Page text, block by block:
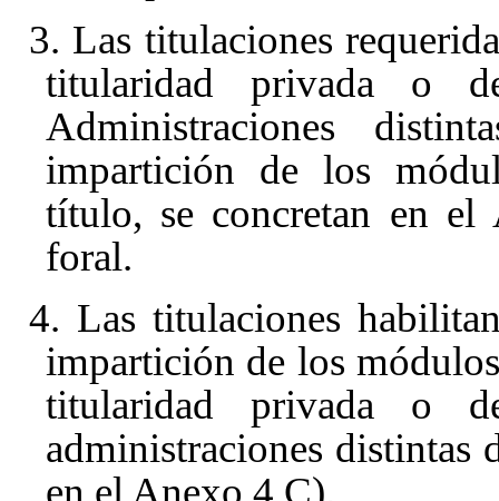
3. Las titulaciones
titularidad privada o
Administraciones
impartición de los
título, se concretan en el
foral.
4. Las titulaciones
impartición de los
titularidad privada o
administraciones distintas